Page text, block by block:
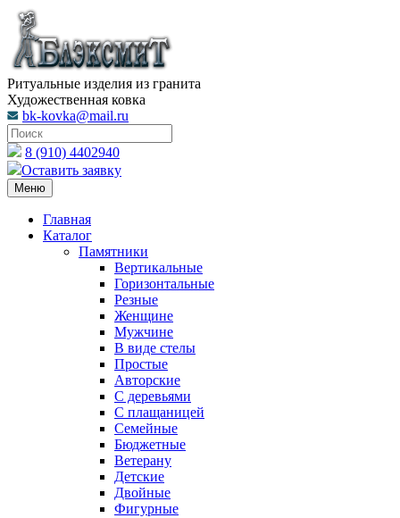
Ритуальные изделия из гранита
Художественная ковка
bk-kovka@mail.ru
8 (910) 4402940
Оставить заявку
Меню
Главная
Каталог
Памятники
Вертикальные
Горизонтальные
Резные
Женщине
Мужчине
В виде стелы
Простые
Авторские
С деревьями
С плащаницей
Семейные
Бюджетные
Ветерану
Детские
Двойные
Фигурные